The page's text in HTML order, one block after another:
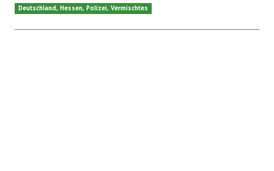
Deutschland, Hessen, Polizei, Vermischtes